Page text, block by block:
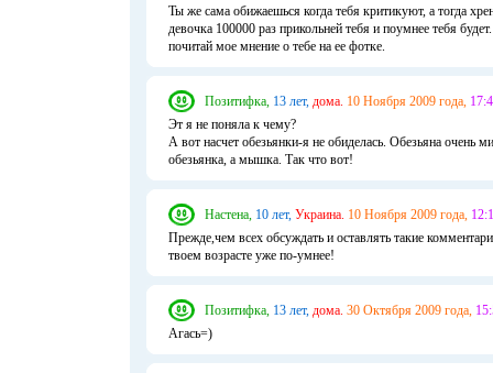
Ты же сама обижаешься когда тебя критикуют, а тогда
девочка 100000 раз прикольней тебя и поумнее тебя
почитай мое мнение о тебе на ее фотке.
Позитифка, 13 лет, дома. 10 Ноября 2009 года,
Эт я не поняла к чему?
А вот насчет обезьянки-я не обиделась. Обезьяна
обезьянка, а мышка. Так что вот!
Настена, 10 лет, Украина. 10 Ноября 2009 года,
Прежде,чем всех обсуждать и оставлять такие
твоем возрасте уже по-умнее!
Позитифка, 13 лет, дома. 30 Октября 2009 года,
Агась=)